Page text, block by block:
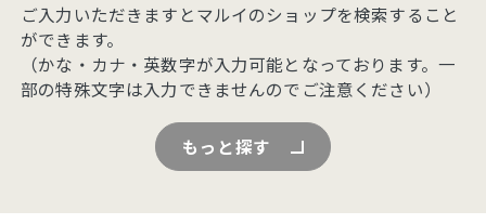
ご入力いただきますとマルイのショップを検索すること
ができます。
（かな・カナ・英数字が入力可能となっております。一
部の特殊文字は入力できませんのでご注意ください）
もっと探す